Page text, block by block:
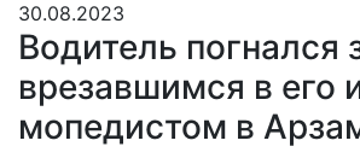
30.08.2023
Водитель погнался
врезавшимся в его
мопедистом в